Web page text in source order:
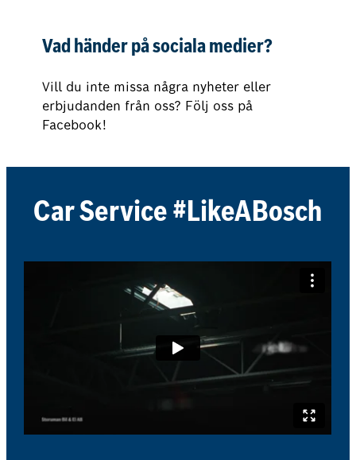
Vad händer på sociala medier?
Vill du inte missa några nyheter eller
erbjudanden från oss? Följ oss på
Facebook!
Car Service #LikeABosch